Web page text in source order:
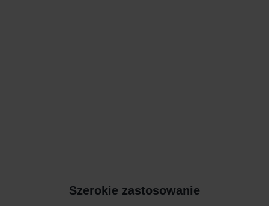
Szerokie zastosowanie